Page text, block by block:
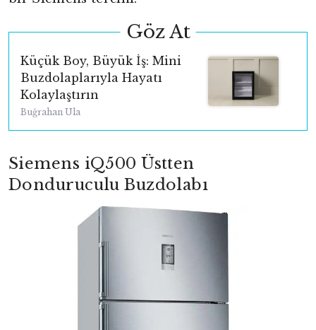
Göz At
Küçük Boy, Büyük İş: Mini
Buzdolaplarıyla Hayatı
Kolaylaştırın
Buğrahan Ula
Siemens iQ500 Üstten
Donduruculu Buzdolabı